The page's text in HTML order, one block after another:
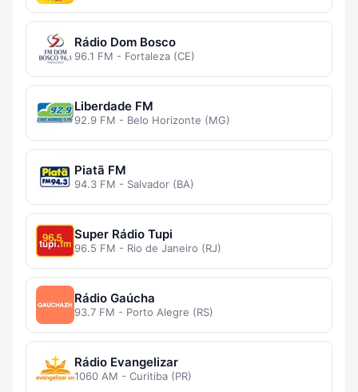
Rádio Dom Bosco
96.1 FM - Fortaleza (CE)
Liberdade FM
92.9 FM - Belo Horizonte (MG)
Piatã FM
94.3 FM - Salvador (BA)
Super Rádio Tupi
96.5 FM - Rio de Janeiro (RJ)
Rádio Gaúcha
93.7 FM - Porto Alegre (RS)
Rádio Evangelizar
1060 AM - Curitiba (PR)